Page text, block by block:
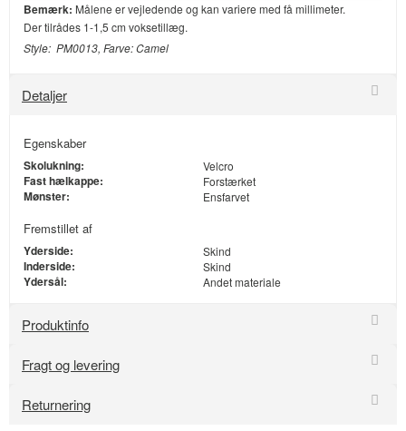
Bemærk: Målene er vejledende og kan variere med få millimeter.
Der tilrådes 1-1,5 cm voksetillæg.
Style: PM0013, Farve: Camel
Detaljer
Egenskaber
Skolukning: Velcro
Fast hælkappe: Forstærket
Mønster: Ensfarvet
Fremstillet af
Yderside: Skind
Inderside: Skind
Ydersål: Andet materiale
Produktinfo
Fragt og levering
Returnering